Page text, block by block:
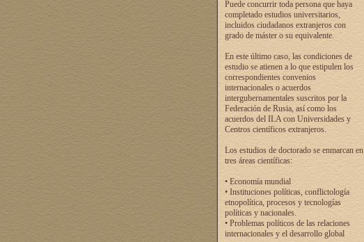
Puede concurrir toda persona que haya
completado estudios universitarios,
incluidos ciudadanos extranjeros con
grado de máster o su equivalente.
En este último caso, las condiciones de
estudio se atienen a lo que estipulen los
correspondientes convenios
internacionales o acuerdos
intergubernamentales suscritos por la
Federación de Rusia, así como los
acuerdos del ILA con Universidades y
Centros científicos extranjeros.
Los estudios de doctorado se enmarcan en
tres áreas científicas:
• Economía mundial
• Instituciones políticas, conflictología
etnopolítica, procesos y tecnologías
políticas y nacionales.
• Problemas políticos de las relaciones
internacionales y el desarrollo global